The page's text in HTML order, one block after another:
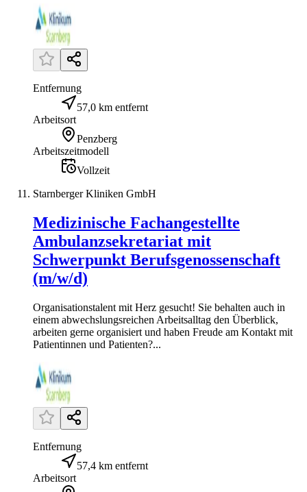
Entfernung
57,0 km entfernt
Arbeitsort
Penzberg
Arbeitszeitmodell
Vollzeit
Starnberger Kliniken GmbH
Medizinische Fachangestellte
Ambulanzsekretariat mit
Schwerpunkt Berufsgenossenschaft
(m/w/d)
Organisationstalent mit Herz gesucht! Sie behalten auch in
einem abwechslungsreichen Arbeitsalltag den Überblick,
arbeiten gerne organisiert und haben Freude am Kontakt mit
Patientinnen und Patienten?...
Entfernung
57,4 km entfernt
Arbeitsort